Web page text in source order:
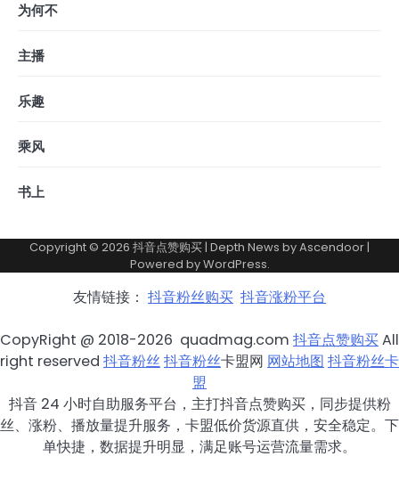
为何不
主播
乐趣
乘风
书上
Copyright © 2026 抖音点赞购买| Depth News byAscendoor|
Powered byWordPress.
友情链接： 抖音粉丝购买 抖音涨粉平台
CopyRight @ 2018-2026 quadmag.com 抖音点赞购买All
right reserved 抖音粉丝抖音粉丝卡盟网 网站地图 抖音粉丝卡
盟
抖音 24 小时自助服务平台，主打抖音点赞购买，同步提供粉
丝、涨粉、播放量提升服务，卡盟低价货源直供，安全稳定。下
单快捷，数据提升明显，满足账号运营流量需求。